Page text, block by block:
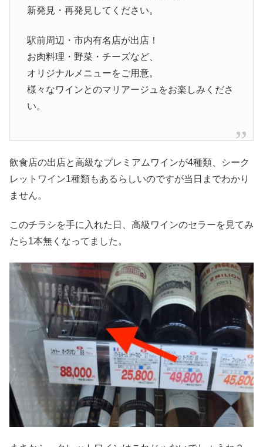
新発見・再発見してください。
駅前周辺・市内有名店が出店！
お肉料理・野菜・チーズなど、
オリジナルメニューをご用意。
様々なワインとのマリアージュをお楽しみくださ
い。
飲食店の出店と高級なプレミアムワインが4種類、シーク
レットワイン1種類もあるらしいのですが当日までわかり
ません。
このチラシを手に入れた日、高級ワインのセラーを見てみ
たら1本無くなってました。